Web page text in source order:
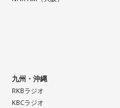
九州・沖縄
RKBラジオ
KBCラジオ